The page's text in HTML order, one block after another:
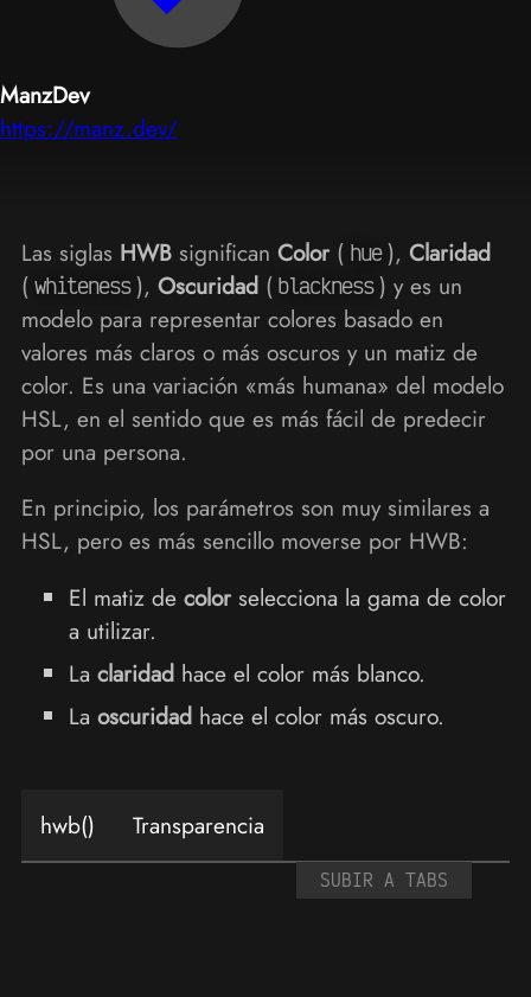
ManzDev
https://manz.dev/
Las siglas HWBsignifican Color( hue ), Claridad
( whiteness ), Oscuridad( blackness ) y es un
modelo para representar colores basado en
valores más claros o más oscuros y un matiz de
color. Es una variación «más humana» del modelo
HSL, en el sentido que es más fácil de predecir
por una persona.
En principio, los parámetros son muy similares a
HSL, pero es más sencillo moverse por HWB:
El matiz de colorselecciona la gama de color
a utilizar.
La claridadhace el color más blanco.
La oscuridadhace el color más oscuro.
hwb() Transparencia
SUBIR A TABS